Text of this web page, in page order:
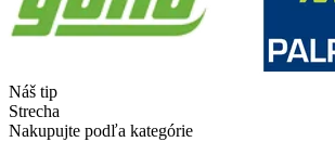
Náš tip
Strecha
Nakupujte podľa kategórie